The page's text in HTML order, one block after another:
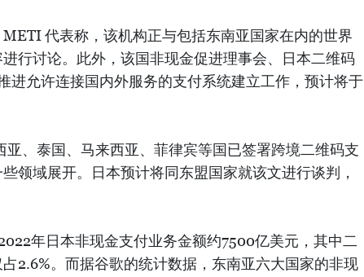
代表称，该机构正与包括东南亚国家在内的世界
行讨论。此外，该国非现金促进理事会、日本二维码
进允许连接国内外服务的支付系统建立工作，预计将于
、泰国、马来西亚、菲律宾等国已签署跨境二维码支
领域展开。日本预计将同东盟国家就该文进行谈判，
年日本非现金支付业务金额约7500亿美元，其中二
2.6%。而据谷歌的统计数据，东南亚六大国家的非现